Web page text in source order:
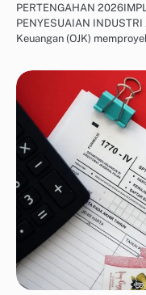
PERTENGAHAN
PENYESUAIAN
Keuangan (OJK)